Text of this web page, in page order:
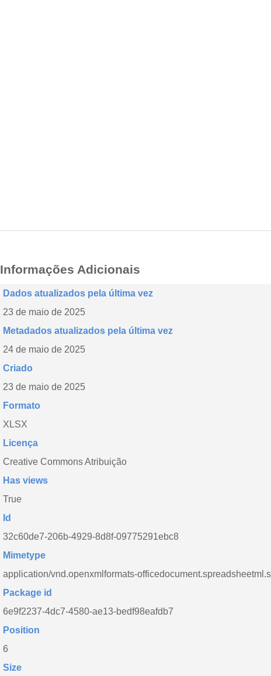
Informações Adicionais
Dados atualizados pela última vez
23 de maio de 2025
Metadados atualizados pela última vez
24 de maio de 2025
Criado
23 de maio de 2025
Formato
XLSX
Licença
Creative Commons Atribuição
Has views
True
Id
32c60de7-206b-4929-8d8f-09775291ebc8
Mimetype
application/vnd.openxmlformats-
Package id
6e9f2237-4dc7-4580-ae13-bedf98eafdb7
Position
6
Size